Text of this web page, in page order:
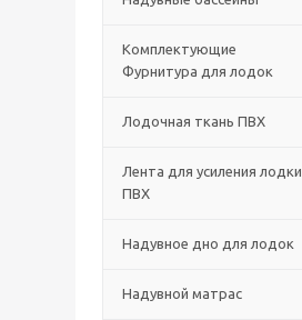
Комплектующие
Фурнитура для лодок
Лодочная ткань ПВХ
Лента для усиления лодки
ПВХ
Надувное дно для лодок
Надувной матрас